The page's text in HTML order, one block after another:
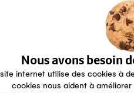
Nous avons besoin
internet utilise des cookies à
cookies nous aident à